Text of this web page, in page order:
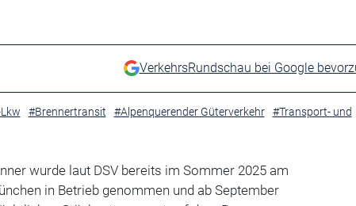
VerkehrsRundschau bei Google
#Brennertransit #Alpenquerender Güterverkehr
#Transport- und
wurde laut DSV bereits im Sommer 2025 am
in Betrieb genommen und ab September